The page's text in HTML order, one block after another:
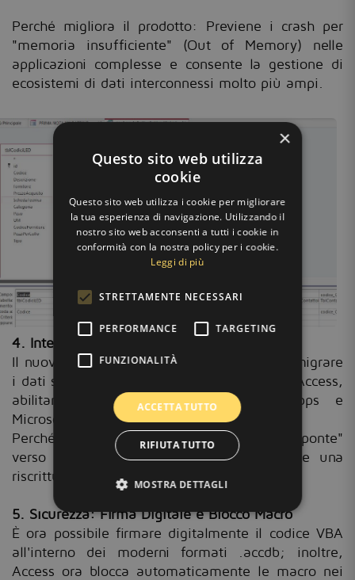
Perché migliora il prodotto: Previene i crash per
"memoria insufficiente" (Out of Memory) nelle
applicazioni complesse e consente la gestione di
ecosistemi di dati interconnessi molto più ampi.
4. Integrazione: Dataverse e Power Platform
Il nuovo Connettore Dataverse consente di migrare
i dati sul cloud mantenendo il front-end in Access,
abilitando l'integrazione con Power Apps e
Microsoft Teams.
Perché migliora il prodotto: Fornisce un "ponte"
verso l'accessibilità mobile senza richiedere una
riscrittura totale del database.
5. Sicurezza: Firma Digitale e Blocco Macro
È ora possibile firmare digitalmente il codice VBA
all'interno dei moderni formati .accdb; inoltre,
Access ora blocca automaticamente le macro nei
×
Questo sito web utilizza
cookie
Questo sito web utilizza i cookie per migliorare
la tua esperienza di navigazione. Utilizzando il
nostro sito web acconsenti a tutti i cookie in
conformità con la nostra policy per i cookie.
Leggi di più
STRETTAMENTE NECESSARI
PERFORMANCE TARGETING
FUNZIONALITÀ
ACCETTA TUTTO
RIFIUTA TUTTO
MOSTRA DETTAGLI